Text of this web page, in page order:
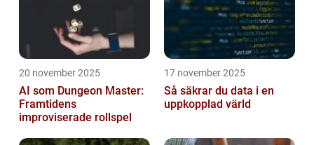
20 november 2025
AI som Dungeon Master:
Framtidens
improviserade rollspel
17 november 2025
Så säkrar du data i en
uppkopplad värld